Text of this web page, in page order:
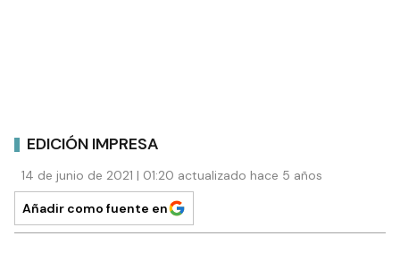
EDICIÓN IMPRESA
14 de junio de 2021 | 01:20 actualizado hace 5 años
Añadir como fuente en